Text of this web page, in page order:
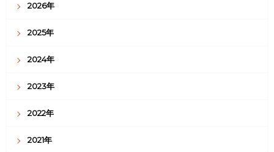
2026年
2025年
2024年
2023年
2022年
2021年